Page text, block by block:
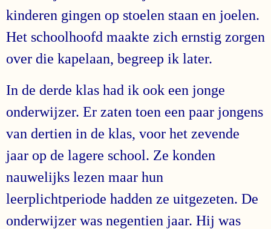
kinderen gingen op stoelen staan en joelen.
Het schoolhoofd maakte zich ernstig zorgen
over die kapelaan, begreep ik later.
In de derde klas had ik ook een jonge
onderwijzer. Er zaten toen een paar jongens
van dertien in de klas, voor het zevende
jaar op de lagere school. Ze konden
nauwelijks lezen maar hun
leerplichtperiode hadden ze uitgezeten. De
onderwijzer was negentien jaar. Hij was